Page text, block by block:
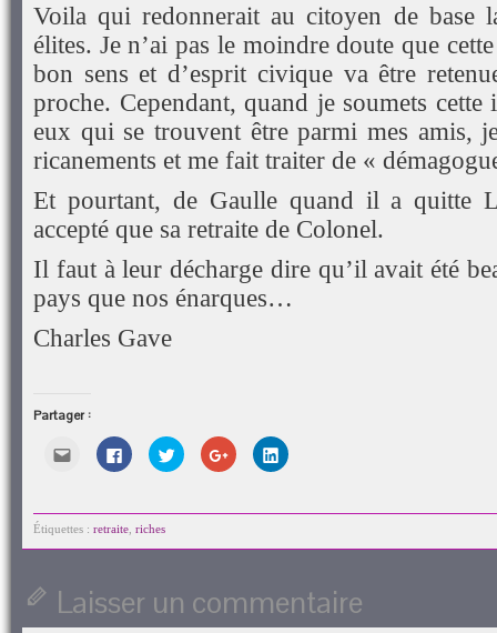
Voila qui redonnerait au citoyen de base
élites. Je n’ai pas le moindre doute que
bon sens et d’esprit civique va être
proche. Cependant, quand je soumets cette
eux qui se trouvent être parmi mes amis,
ricanements et me fait traiter de «
Et pourtant, de Gaulle quand il a quitte
accepté que sa retraite de Colonel.
Il faut à leur décharge dire qu’il avait été
pays que nos énarques…
Charles Gave
Partager :
Cliquez
pour
envoyer
mail
à
nouvelle
fenêtre)
Cliquez
pour
partager
dans
une
Cliquez
pour
partager
dans
Cliquez
pour
partager
(ouvre
Cliquez
pour
dans
Étiquettes : retraite riches
Laisser un commentaire